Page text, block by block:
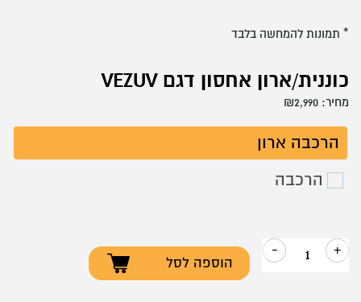
כוננית/ארון אחסון דגם VEZUV
מחיר: ₪2,990
הרכבה ארון
הרכבה
+
כמות
-
הוספה לסל
* תמונות להמחשה בלבד